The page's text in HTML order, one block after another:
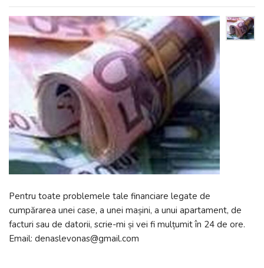
Pentru toate problemele tale financiare legate de
cumpărarea unei case, a unei mașini, a unui apartament, de
facturi sau de datorii, scrie-mi și vei fi mulțumit în 24 de ore.
Email: denaslevonas@gmail.com